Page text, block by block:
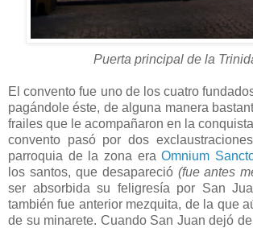
Puerta principal de la
El convento fue uno de los cuatro
pagándole éste, de alguna manera
frailes que le acompañaron en la
convento pasó por dos
parroquia de la zona eraOmnium
los santos, que desapareció (fue antes
ser absorbida su feligresía por San
también fue anterior mezquita, de la que
de su minarete. Cuando San Juan dejó